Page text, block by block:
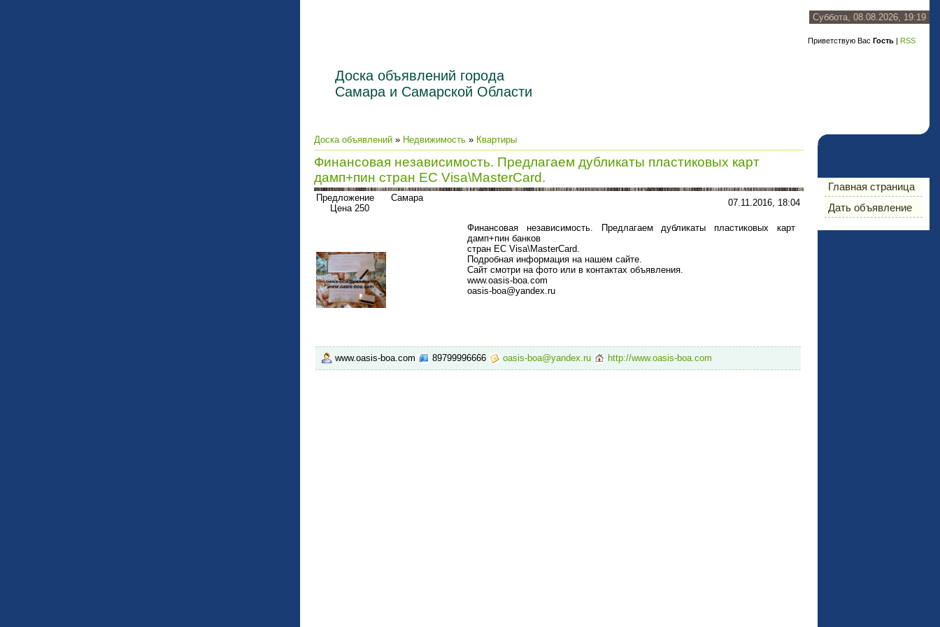
Суббота, 08.08.2026, 19:19
Приветствую Вас Гость | RSS
Доска объявлений города
Самара и Самарской Области
Доска объявлений » Недвижимость » Квартиры
Финансовая независимость. Предлагаем дубликаты пластиковых карт
дамп+пин стран ЕС Visa\MasterCard.
Предложение Самара
Цена 250
07.11.2016, 18:04
Финансовая независимость. Предлагаем дубликаты пластиковых карт
дамп+пин банков
стран ЕС Visa\MasterCard.
Подробная информация на нашем сайте.
Сайт смотри на фото или в контактах объявления.
www.oasis-boa.com
oasis-boa@yandex.ru
www.oasis-boa.com 89799996666 oasis-boa@yandex.ru http://www.oasis-boa.com
Главная страница
Дать объявление